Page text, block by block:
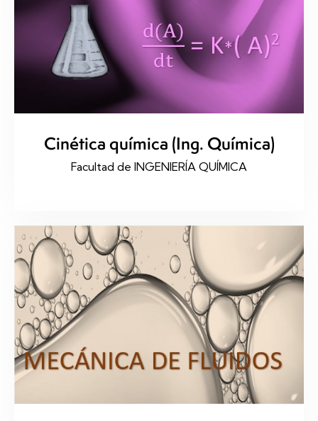
Cinética química (Ing. Química)
Facultad de INGENIERÍA QUÍMICA